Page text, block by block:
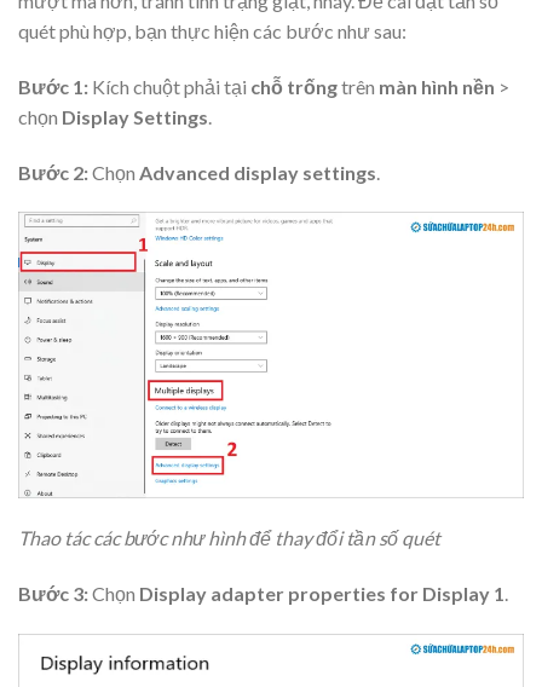
quét phù hợp, bạn thực hiện các bước như sau:
Bước 1: Kích chuột phải tại chỗ trốngtrên màn hình nền >
chọn Display Settings
Bước 2:Chọn Advanced display settings
Thao tác các bước như hình để thay đổi tần số quét
Bước 3:Chọn Display adapter properties for Display 1.